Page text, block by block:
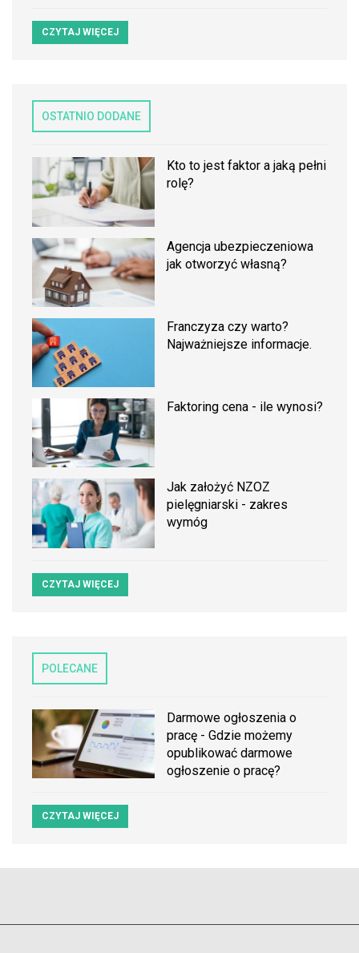
CZYTAJ WIĘCEJ
OSTATNIO DODANE
Kto to jest faktor a jaką pełni
rolę?
Agencja ubezpieczeniowa
jak otworzyć własną?
Franczyza czy warto?
Najważniejsze informacje.
Faktoring cena - ile wynosi?
Jak założyć NZOZ
pielęgniarski - zakres
wymóg
CZYTAJ WIĘCEJ
POLECANE
Darmowe ogłoszenia o
pracę - Gdzie możemy
opublikować darmowe
ogłoszenie o pracę?
CZYTAJ WIĘCEJ